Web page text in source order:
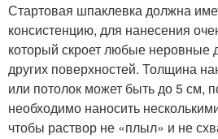
Стартовая шпаклевка должна
консистенцию, для нанесения
который скроет любые неровные
других поверхностей. Толщина
или потолок может быть до 5 см,
необходимо наносить
чтобы раствор не «плыл» и не